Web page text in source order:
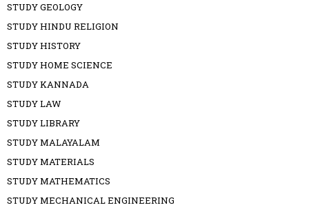
STUDY GEOLOGY
STUDY HINDU RELIGION
STUDY HISTORY
STUDY HOME SCIENCE
STUDY KANNADA
STUDY LAW
STUDY LIBRARY
STUDY MALAYALAM
STUDY MATERIALS
STUDY MATHEMATICS
STUDY MECHANICAL ENGINEERING